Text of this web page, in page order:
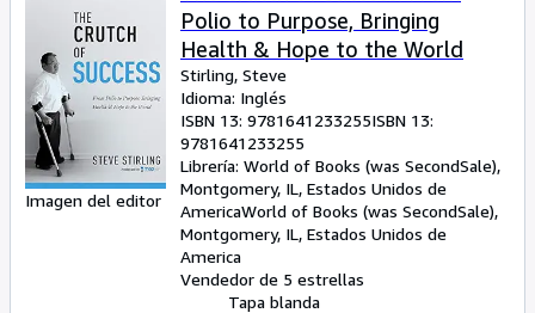
Imagen del editor
Polio to Purpose, Bringing
Health & Hope to the World
Stirling, Steve
Idioma: Inglés
ISBN 13: 9781641233255ISBN 13:
9781641233255
Librería: World of Books (was SecondSale),
Montgomery, IL, Estados Unidos de
AmericaWorld of Books (was SecondSale),
Montgomery, IL, Estados Unidos de
America
Vendedor de 5 estrellas
Tapa blanda